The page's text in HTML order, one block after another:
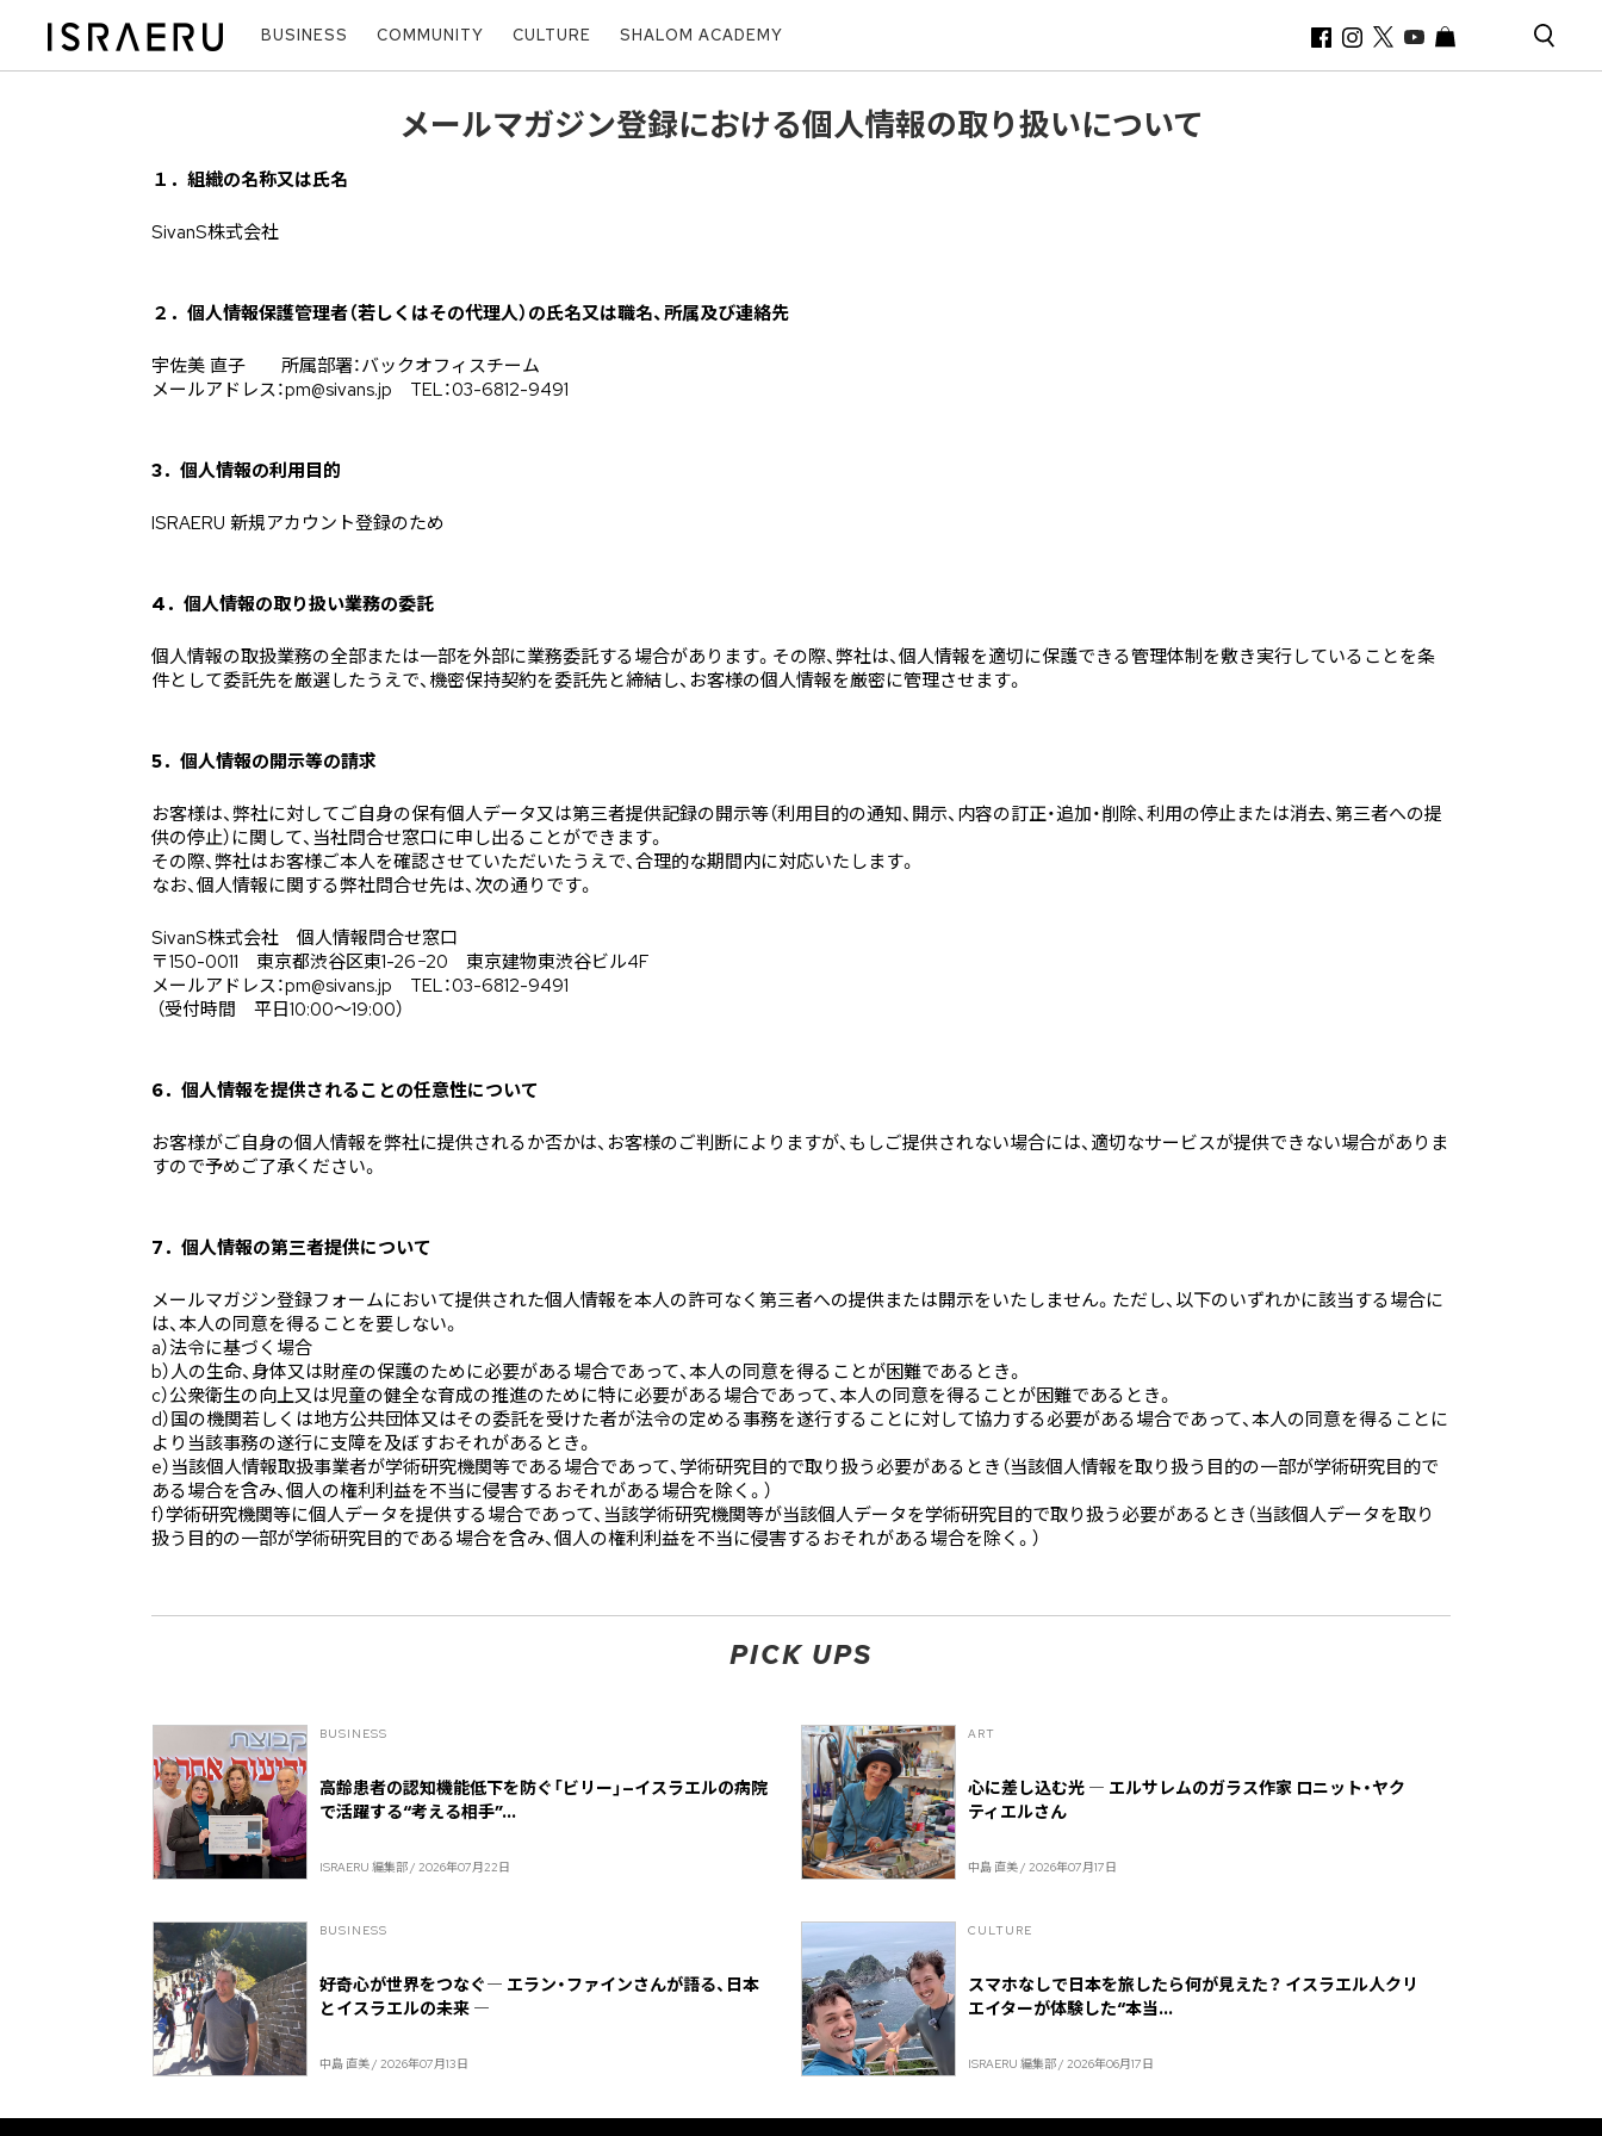
BUSINESS COMMUNITY CULTURE SHALOM ACADEMY
メールマガジン登録における個人情報の取り扱いについて
１．組織の名称又は氏名
SivanS株式会社
２．個人情報保護管理者（若しくはその代理人）の氏名又は職名、所属及び連絡先
宇佐美 直子 所属部署：バックオフィスチーム
メールアドレス：pm@sivans.jp TEL：03-6812-9491
3．個人情報の利用目的
ISRAERU 新規アカウント登録のため
4．個人情報の取り扱い業務の委託
個人情報の取扱業務の全部または一部を外部に業務委託する場合があります。その際、弊社は、個人情報を適切に保護できる管理体制を敷き実行していることを条
件として委託先を厳選したうえで、機密保持契約を委託先と締結し、お客様の個人情報を厳密に管理させます。
5．個人情報の開示等の請求
お客様は、弊社に対してご自身の保有個人データ又は第三者提供記録の開示等（利用目的の通知、開示、内容の訂正・追加・削除、利用の停止または消去、第三者への提
供の停止）に関して、当社問合せ窓口に申し出ることができます。
その際、弊社はお客様ご本人を確認させていただいたうえで、合理的な期間内に対応いたします。
なお、個人情報に関する弊社問合せ先は、次の通りです。
SivanS株式会社 個人情報問合せ窓口
〒150-0011 東京都渋谷区東1-26−20 東京建物東渋谷ビル4F
メールアドレス：pm@sivans.jp TEL：03-6812-9491
（受付時間 平日10:00～19:00）
6．個人情報を提供されることの任意性について
お客様がご自身の個人情報を弊社に提供されるか否かは、お客様のご判断によりますが、もしご提供されない場合には、適切なサービスが提供できない場合がありま
すので予めご了承ください。
7．個人情報の第三者提供について
メールマガジン登録フォームにおいて提供された個人情報を本人の許可なく第三者への提供または開示をいたしません。ただし、以下のいずれかに該当する場合に
は、本人の同意を得ることを要しない。
a）法令に基づく場合
b）人の生命、身体又は財産の保護のために必要がある場合であって、本人の同意を得ることが困難であるとき。
c）公衆衛生の向上又は児童の健全な育成の推進のために特に必要がある場合であって、本人の同意を得ることが困難であるとき。
d）国の機関若しくは地方公共団体又はその委託を受けた者が法令の定める事務を遂行することに対して協力する必要がある場合であって、本人の同意を得ることに
より当該事務の遂行に支障を及ぼすおそれがあるとき。
e）当該個人情報取扱事業者が学術研究機関等である場合であって、学術研究目的で取り扱う必要があるとき（当該個人情報を取り扱う目的の一部が学術研究目的で
ある場合を含み、個人の権利利益を不当に侵害するおそれがある場合を除く。）
f）学術研究機関等に個人データを提供する場合であって、当該学術研究機関等が当該個人データを学術研究目的で取り扱う必要があるとき（当該個人データを取り
扱う目的の一部が学術研究目的である場合を含み、個人の権利利益を不当に侵害するおそれがある場合を除く。）
PICK UPS
BUSINESS
高齢患者の認知機能低下を防ぐ「ビリー」—イスラエルの病院
で活躍する“考える相手”...
ISRAERU 編集部 / 2026年07月22日
ART
心に差し込む光 ― エルサレムのガラス作家 ロニット・ヤク
ティエルさん
中島 直美 / 2026年07月17日
BUSINESS
好奇心が世界をつなぐ― エラン・ファインさんが語る、日本
とイスラエルの未来 ―
中島 直美 / 2026年07月13日
CULTURE
スマホなしで日本を旅したら何が見えた？ イスラエル人クリ
エイターが体験した“本当...
ISRAERU 編集部 / 2026年06月17日